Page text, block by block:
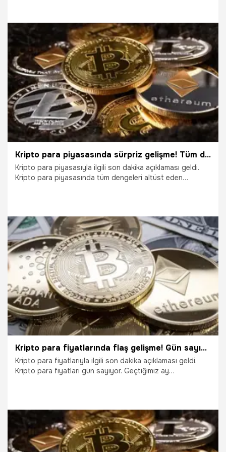
için pozitif seyirle geçtiğini belirten uzmanlar, risk iştahının
sürmesi halinde BTC için ana direnç seviyesinin 30 bin
dolar, ETH için ise 2 bin dolar olduğunu kaydetti.
3.10.2023 Ekonomi
Kripto para piyasasında sürpriz gelişme! Tüm dengeler altüst oldu
Kripto para piyasasıyla ilgili son dakika açıklaması geldi.
Kripto para piyasasında tüm dengeleri altüst eden
Bitcoin’de oluşan ‘Altın Haç’ formasyonu büyük merak
uyandırıyor. Peki ‘Altın Haç’ nedir? Bitcoin’de tahminler
neler? İşte detaylar...
10.08.2023 Ekonomi
Kripto para fiyatlarında flaş gelişme! Gün sayıyor
Kripto para fiyatlarıyla ilgili son dakika açıklaması geldi.
Kripto para fiyatları gün sayıyor. Geçtiğimiz ay
araya gelecek. Kripto para piyasaları, ABD merkez
bankasından çıkacak faiz kararına odaklandı. İşte kripto
para fiyatlarıyla ilgili tüm detaylar...
20.07.2023 Ekonomi